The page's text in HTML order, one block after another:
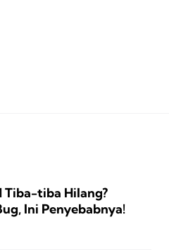
Tiba-tiba Hilang?
Ini Penyebabnya!